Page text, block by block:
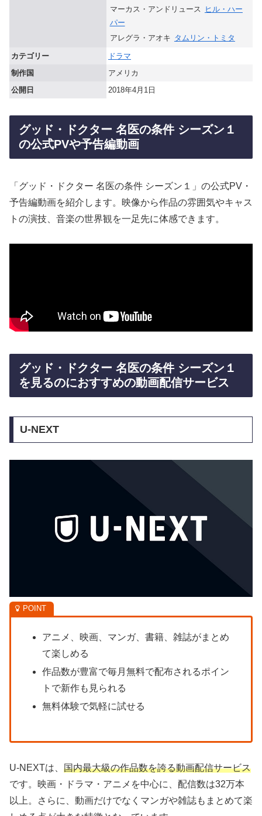
マーカス・アンドリュース ヒル・ハー
パー
アレグラ・アオキ タムリン・トミタ
カテゴリー
ドラマ
制作国
アメリカ
公開日
2018年4月1日
グッド・ドクター 名医の条件 シーズン１
の公式PVや予告編動画
「グッド・ドクター 名医の条件 シーズン１」の公式PV・
予告編動画を紹介します。映像から作品の雰囲気やキャス
トの演技、音楽の世界観を一足先に体感できます。
グッド・ドクター 名医の条件 シーズン１
を見るのにおすすめの動画配信サービス
U-NEXT
アニメ、映画、マンガ、書籍、雑誌がまとめ
て楽しめる
作品数が豊富で毎月無料で配布されるポイン
トで新作も見られる
無料体験で気軽に試せる
U-NEXTは、 国内最大級の作品数を誇る動画配信サービス
です。映画・ドラマ・アニメを中心に、配信数は32万本
以上。さらに、動画だけでなくマンガや雑誌もまとめて楽